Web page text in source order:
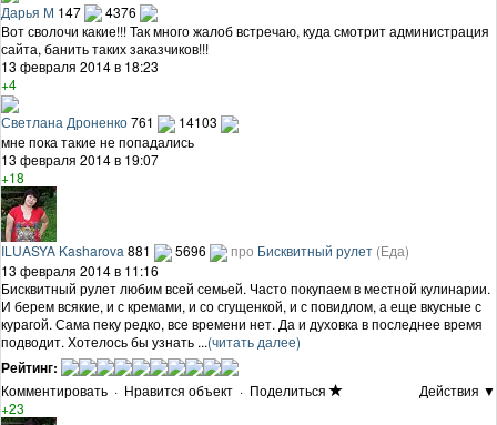
Дарья М 147
4376
Вот сволочи какие!!! Так много жалоб встречаю, куда смотрит администрация
сайта, банить таких заказчиков!!!
13 февраля 2014 в 18:23
+4
Светлана Дроненко761
14103
мне пока такие не попадались
13 февраля 2014 в 19:07
+18
ILUASYA Kasharova 881 5696 про Бисквитный рулет (Еда)
13 февраля 2014 в 11:16
Бисквитный рулет любим всей семьей. Часто покупаем в местной кулинарии.
И берем всякие, и с кремами, и со сгущенкой, и с повидлом, а еще вкусные с
курагой. Сама пеку редко, все времени нет. Да и духовка в последнее время
подводит. Хотелось бы узнать ...(читать далее)
Рейтинг:
Комментировать · Нравится объект · Поделиться
Действия ▼
+23